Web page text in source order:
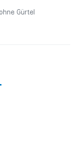
Gürtel